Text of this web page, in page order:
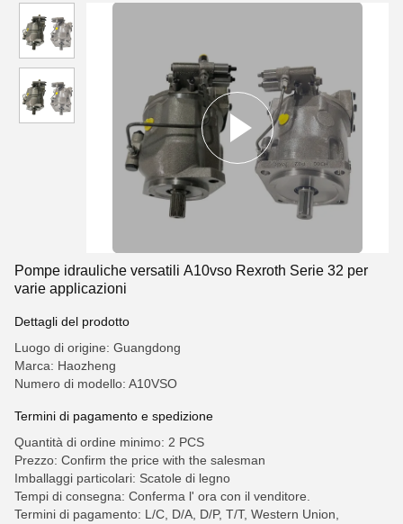
Pompe idrauliche versatili A10vso Rexroth Serie 32 per
varie applicazioni
Dettagli del prodotto
Luogo di origine: Guangdong
Marca: Haozheng
Numero di modello: A10VSO
Termini di pagamento e spedizione
Quantità di ordine minimo: 2 PCS
Prezzo: Confirm the price with the salesman
Imballaggi particolari: Scatole di legno
Tempi di consegna: Conferma l' ora con il venditore.
Termini di pagamento: L/C, D/A, D/P, T/T, Western Union,